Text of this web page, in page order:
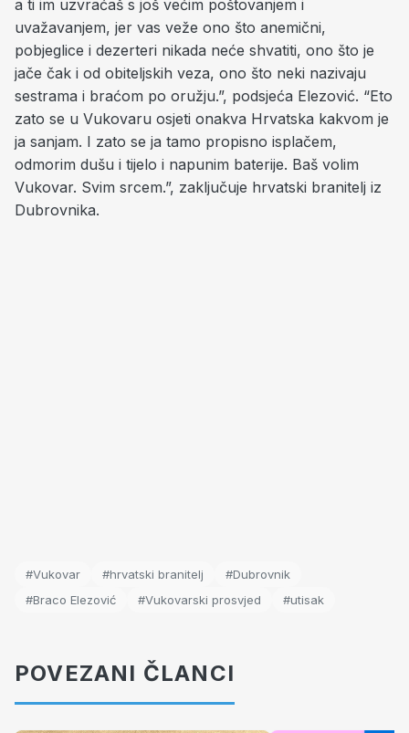
a ti im uzvraćaš s još većim poštovanjem i
uvažavanjem, jer vas veže ono što anemični,
pobjeglice i dezerteri nikada neće shvatiti, ono što je
jače čak i od obiteljskih veza, ono što neki nazivaju
sestrama i braćom po oružju.”, podsjeća Elezović. “Eto
zato se u Vukovaru osjeti onakva Hrvatska kakvom je
ja sanjam. I zato se ja tamo propisno isplačem,
odmorim dušu i tijelo i napunim baterije. Baš volim
Vukovar. Svim srcem.”, zaključuje hrvatski branitelj iz
Dubrovnika.
#Vukovar #hrvatski branitelj
#Dubrovnik
#Braco Elezović
#Vukovarski prosvjed #utisak
POVEZANI ČLANCI